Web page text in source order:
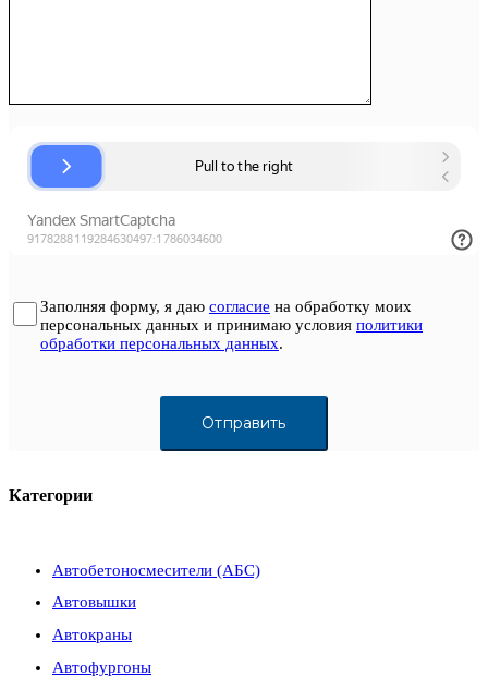
Заполняя форму, я даю согласие на обработку моих
персональных данных и принимаю условия политики
обработки персональных данных.
Категории
Автобетоносмесители (АБС)
Автовышки
Автокраны
Автофургоны